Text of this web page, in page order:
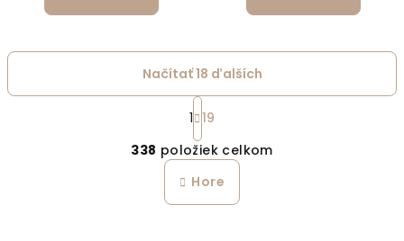
Ovládacie prvky
Načítať 18 ďalších
Stránkovanie
1 19
338 položiek celkom
Hore